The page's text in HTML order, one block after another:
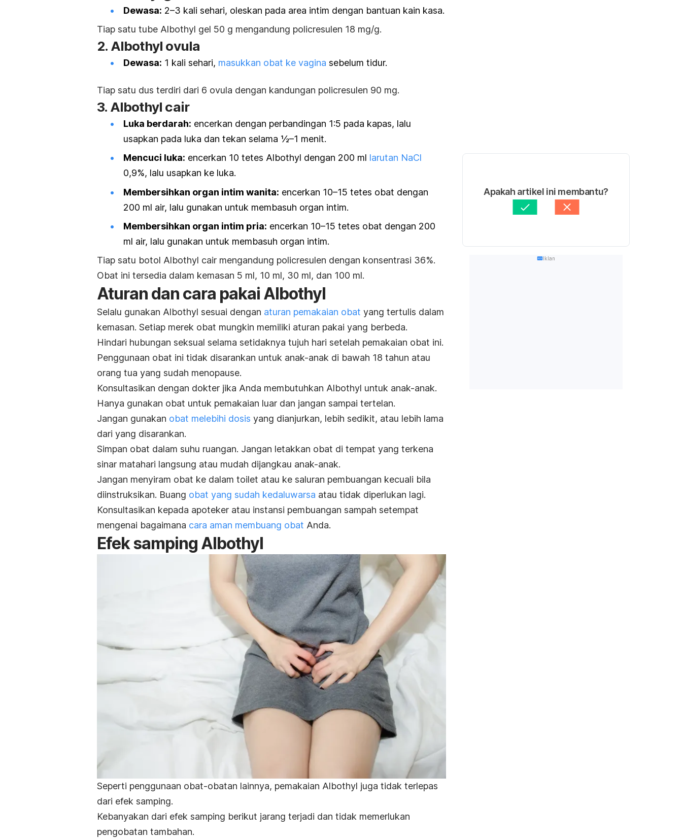
Dewasa: 2–3 kali sehari, oleskan pada area intim dengan bantuan kain kasa.
Tiap satu tube Albothyl gel 50 g mengandung policresulen 18 mg/g.
2. Albothyl ovula
Dewasa: 1 kali sehari, masukkan obat ke vagina sebelum tidur.
Tiap satu dus terdiri dari 6 ovula dengan kandungan policresulen 90 mg.
3. Albothyl cair
Luka berdarah: encerkan dengan perbandingan 1:5 pada kapas, lalu
usapkan pada luka dan tekan selama ½–1 menit.
Mencuci luka: encerkan 10 tetes Albothyl dengan 200 ml larutan NaCl
0,9%, lalu usapkan ke luka.
Membersihkan organ intim wanita: encerkan 10–15 tetes obat dengan
200 ml air, lalu gunakan untuk membasuh organ intim.
Membersihkan organ intim pria: encerkan 10–15 tetes obat dengan 200
ml air, lalu gunakan untuk membasuh organ intim.
Tiap satu botol Albothyl cair mengandung policresulen dengan konsentrasi 36%.
Obat ini tersedia dalam kemasan 5 ml, 10 ml, 30 ml, dan 100 ml.
Aturan dan cara pakai Albothyl
Selalu gunakan Albothyl sesuai dengan aturan pemakaian obat yang tertulis dalam
kemasan. Setiap merek obat mungkin memiliki aturan pakai yang berbeda.
Hindari hubungan seksual selama setidaknya tujuh hari setelah pemakaian obat ini.
Penggunaan obat ini tidak disarankan untuk anak-anak di bawah 18 tahun atau
orang tua yang sudah menopause.
Konsultasikan dengan dokter jika Anda membutuhkan Albothyl untuk anak-anak.
Hanya gunakan obat untuk pemakaian luar dan jangan sampai tertelan.
Jangan gunakan obat melebihi dosis yang dianjurkan, lebih sedikit, atau lebih lama
dari yang disarankan.
Simpan obat dalam suhu ruangan. Jangan letakkan obat di tempat yang terkena
sinar matahari langsung atau mudah dijangkau anak-anak.
Jangan menyiram obat ke dalam toilet atau ke saluran pembuangan kecuali bila
diinstruksikan. Buang obat yang sudah kedaluwarsa atau tidak diperlukan lagi.
Konsultasikan kepada apoteker atau instansi pembuangan sampah setempat
mengenai bagaimana cara aman membuang obat Anda.
Efek samping Albothyl
Seperti penggunaan obat-obatan lainnya, pemakaian Albothyl juga tidak terlepas
dari efek samping.
Kebanyakan dari efek samping berikut jarang terjadi dan tidak memerlukan
pengobatan tambahan.
Apakah artikel ini membantu?
Iklan